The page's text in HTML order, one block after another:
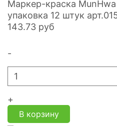
Маркер-краска MunHwa
упаковка 12 штук
143.73 руб
-
+
В корзину